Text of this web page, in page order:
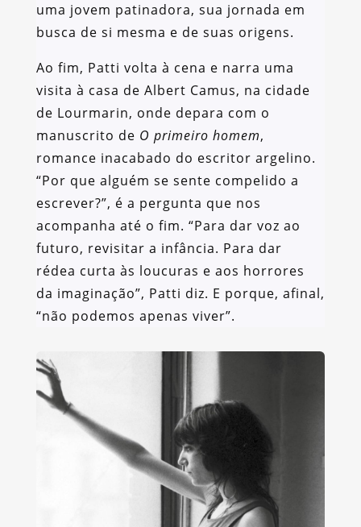
uma jovem patinadora, sua jornada em
busca de si mesma e de suas origens.
Ao fim, Patti volta à cena e narra uma
visita à casa de Albert Camus, na cidade
de Lourmarin, onde depara com o
manuscrito de O primeiro homem,
romance inacabado do escritor argelino.
“Por que alguém se sente compelido a
escrever?”, é a pergunta que nos
acompanha até o fim. “Para dar voz ao
futuro, revisitar a infância. Para dar
rédea curta às loucuras e aos horrores
da imaginação”, Patti diz. E porque, afinal,
“não podemos apenas viver”.